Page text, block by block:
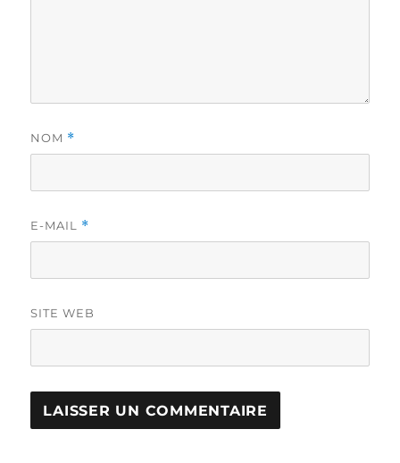
NOM *
E-MAIL *
SITE WEB